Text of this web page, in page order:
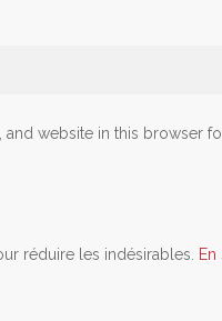
and website in this browser
réduire les indésirables.